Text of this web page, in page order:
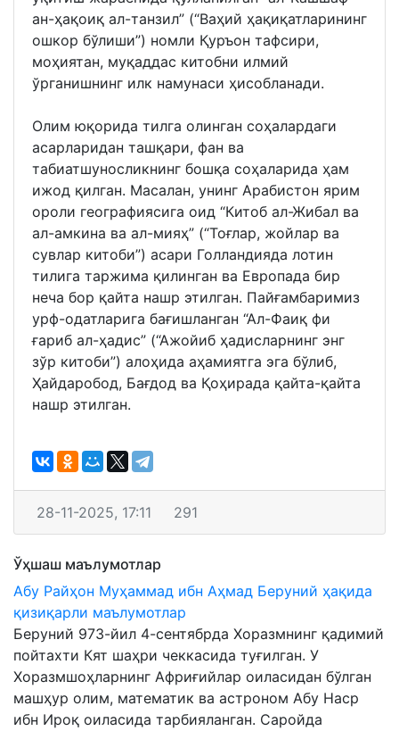
ан-ҳақоиқ ал-танзил” (“Ваҳий ҳақиқатларининг
ошкор бўлиши”) номли Қуръон тафсири,
моҳиятан, муқаддас китобни илмий
ўрганишнинг илк намунаси ҳисобланади.
Олим юқорида тилга олинган соҳалардаги
асарларидан ташқари, фан ва
табиатшуносликнинг бошқа соҳаларида ҳам
ижод қилган. Масалан, унинг Арабистон ярим
ороли географиясига оид “Китоб ал-Жибал ва
ал-амкина ва ал-мияҳ” (“Тоғлар, жойлар ва
сувлар китоби”) асари Голландияда лотин
тилига таржима қилинган ва Европада бир
неча бор қайта нашр этилган. Пайғамбаримиз
урф-одатларига бағишланган “Ал-Фаиқ фи
ғариб ал-ҳадис” (“Ажойиб ҳадисларнинг энг
зўр китоби”) алоҳида аҳамиятга эга бўлиб,
Ҳайдаробод, Бағдод ва Қоҳирада қайта-қайта
нашр этилган.
28-11-2025, 17:11 291
Ўҳшаш маълумотлар
Абу Райҳон Муҳаммад ибн Аҳмад Беруний ҳақида
қизиқарли маълумотлар
Беруний 973-йил 4-сентябрда Хоразмнинг қадимий
пойтахти Кят шаҳри чеккасида туғилган. У
Хоразмшоҳларнинг Африғийлар оиласидан бўлган
машҳур олим, математик ва астроном Абу Наср
ибн Ироқ оиласида тарбияланган. Саройда